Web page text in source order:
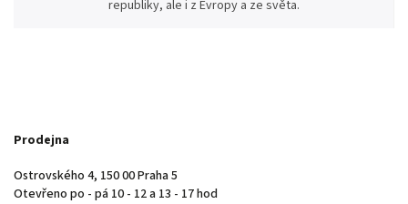
republiky, ale i z Evropy a ze světa.
Prodejna
Ostrovského 4, 150 00 Praha 5
Otevřeno po - pá 10 - 12 a 13 - 17 hod